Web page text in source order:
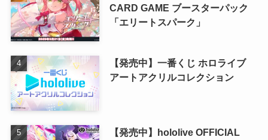
CARD GAME ブースターパック
「エリートスパーク」
【発売中】一番くじ ホロライブ
アートアクリルコレクション
【発売中】hololive OFFICIAL